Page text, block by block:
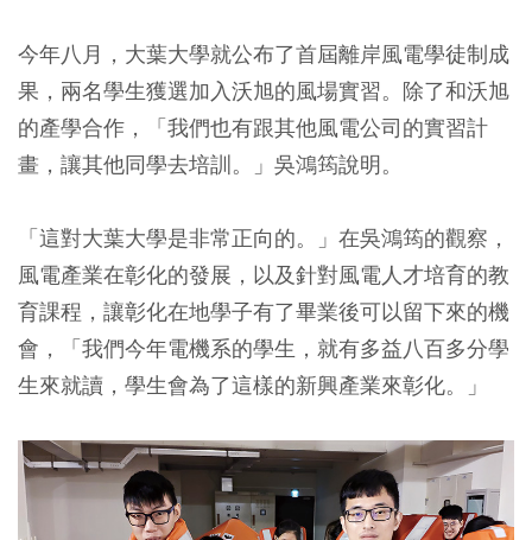
今年八月，大葉大學就公布了首屆離岸風電學徒制成
果，兩名學生獲選加入沃旭的風場實習。除了和沃旭
的產學合作，「我們也有跟其他風電公司的實習計
畫，讓其他同學去培訓。」吳鴻筠說明。
「這對大葉大學是非常正向的。」在吳鴻筠的觀察，
風電產業在彰化的發展，以及針對風電人才培育的教
育課程，讓彰化在地學子有了畢業後可以留下來的機
會，「我們今年電機系的學生，就有多益八百多分學
生來就讀，學生會為了這樣的新興產業來彰化。」